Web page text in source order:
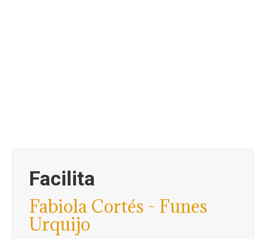
Facilita
Fabiola Cortés - Funes
Urquijo